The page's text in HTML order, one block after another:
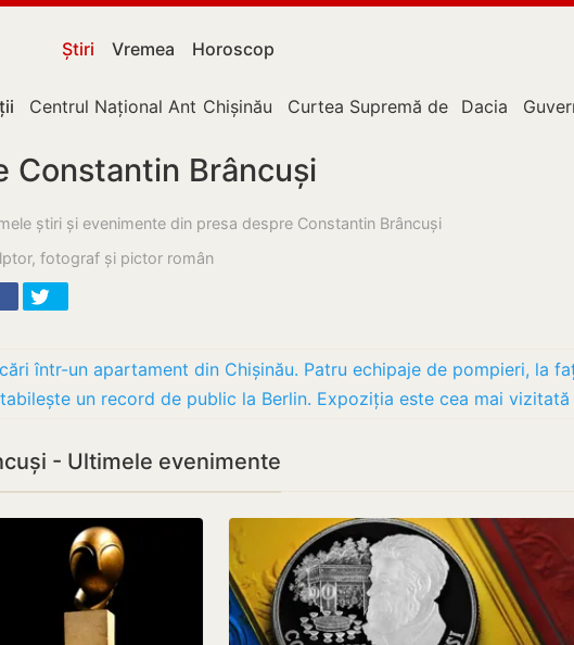
Știri Vremea Horoscop
Centrul Național Anticorupție
Chișinău Curtea Supremă de Justiție
Dacia
Constantin Brâncuși
știri și evenimente din presa despre Constantin Brâncuși
fotograf și pictor român
- Ultimele evenimente